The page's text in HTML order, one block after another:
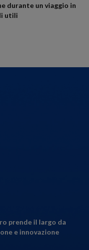
durante un viaggio in
utili
prende il largo da
e innovazione